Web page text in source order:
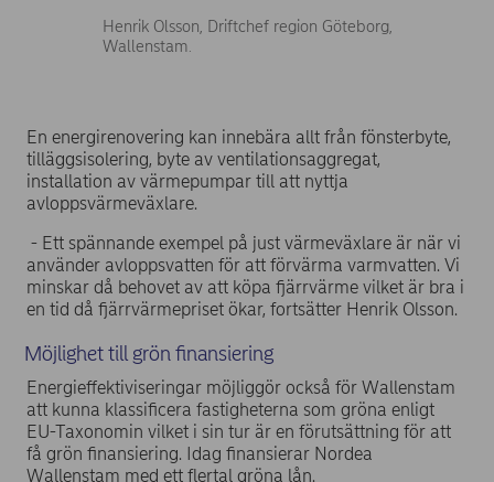
Henrik Olsson, Driftchef region Göteborg,
Wallenstam.
En energirenovering kan innebära allt från fönsterbyte,
tilläggsisolering, byte av ventilationsaggregat,
installation av värmepumpar till att nyttja
avloppsvärmeväxlare.
- Ett spännande exempel på just värmeväxlare är när vi
använder avloppsvatten för att förvärma varmvatten. Vi
minskar då behovet av att köpa fjärrvärme vilket är bra i
en tid då fjärrvärmepriset ökar, fortsätter Henrik Olsson.
Möjlighet till grön finansiering
Energieffektiviseringar möjliggör också för Wallenstam
att kunna klassificera fastigheterna som gröna enligt
EU-Taxonomin vilket i sin tur är en förutsättning för att
få grön finansiering. Idag finansierar Nordea
Wallenstam med ett flertal gröna lån.